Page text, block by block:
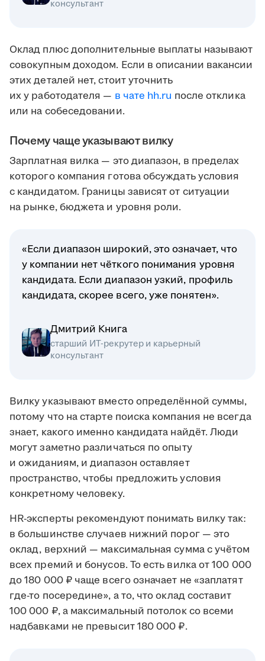
консультант
Оклад плюс дополнительные выплаты называют
совокупным доходом. Если в описании вакансии
этих деталей нет, стоит уточнить
их у работодателя — в чате hh.ru после отклика
или на собеседовании.
Почему чаще указывают вилку
Зарплатная вилка — это диапазон, в пределах
которого компания готова обсуждать условия
с кандидатом. Границы зависят от ситуации
на рынке, бюджета и уровня роли.
«Если диапазон широкий, это означает, что
у компании нет чёткого понимания уровня
кандидата. Если диапазон узкий, профиль
кандидата, скорее всего, уже понятен».
Дмитрий Книга
старший ИТ-рекрутер и карьерный
консультант
Вилку указывают вместо определённой суммы,
потому что на старте поиска компания не всегда
знает, какого именно кандидата найдёт. Люди
могут заметно различаться по опыту
и ожиданиям, и диапазон оставляет
пространство, чтобы предложить условия
конкретному человеку.
HR-эксперты рекомендуют понимать вилку так:
в большинстве случаев нижний порог — это
оклад, верхний — максимальная сумма с учётом
всех премий и бонусов. То есть вилка от 100 000
до 180 000 ₽ чаще всего означает не «заплатят
где-то посередине», а то, что оклад составит
100 000 ₽, а максимальный потолок со всеми
надбавками не превысит 180 000 ₽.